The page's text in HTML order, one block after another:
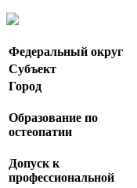
Федеральный округ
Субъект
Город
Образование по
остеопатии
Допуск к
профессиональной